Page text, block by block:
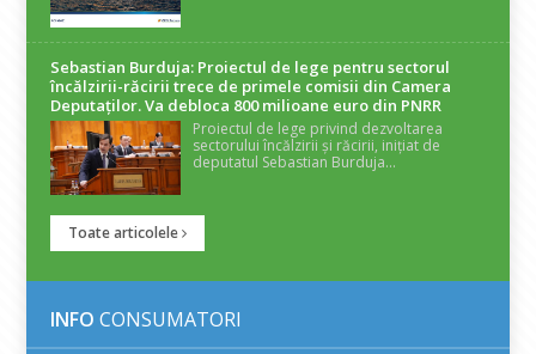
Sebastian Burduja: Proiectul de lege pentru sectorul
încălzirii-răcirii trece de primele comisii din Camera
Deputaților. Va debloca 800 milioane euro din PNRR
Proiectul de lege privind dezvoltarea
sectorului încălzirii și răcirii, inițiat de
deputatul Sebastian Burduja...
Toate articolele
INFO CONSUMATORI